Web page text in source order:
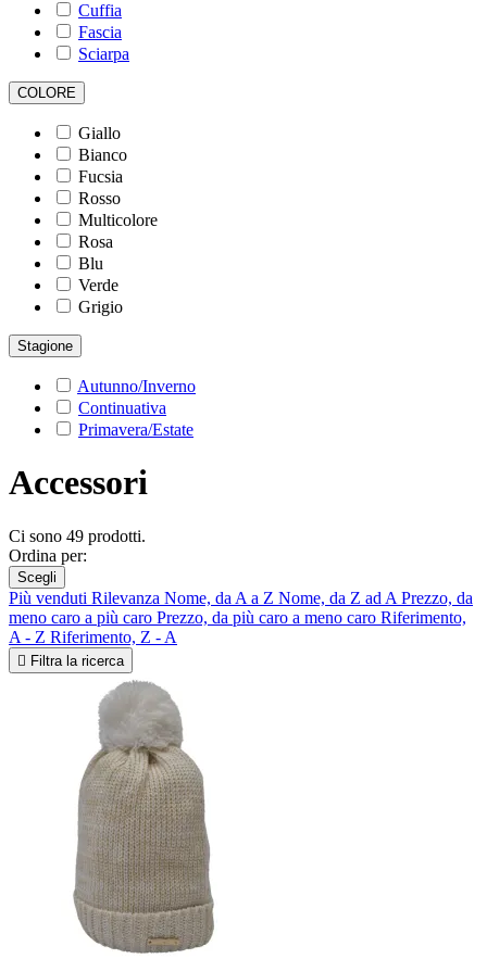
Cuffia
Fascia
Sciarpa
COLORE
Giallo
Bianco
Fucsia
Rosso
Multicolore
Rosa
Blu
Verde
Grigio
Stagione
Autunno/Inverno
Continuativa
Primavera/Estate
Accessori
Ci sono 49 prodotti.
Ordina per:
Scegli
Più venduti Rilevanza Nome, da A a Z Nome, da Z ad A Prezzo, da
meno caro a più caro Prezzo, da più caro a meno caro Riferimento,
A - Z Riferimento, Z - A
 Filtra la ricerca